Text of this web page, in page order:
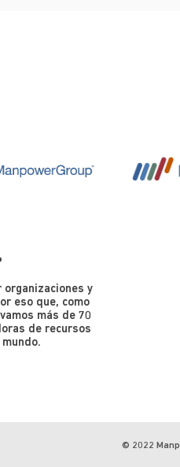
y
eso que, como
más de 70
de recursos
© 2022